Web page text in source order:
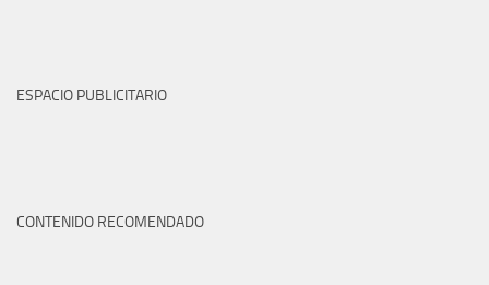
ESPACIO PUBLICITARIO
CONTENIDO RECOMENDADO